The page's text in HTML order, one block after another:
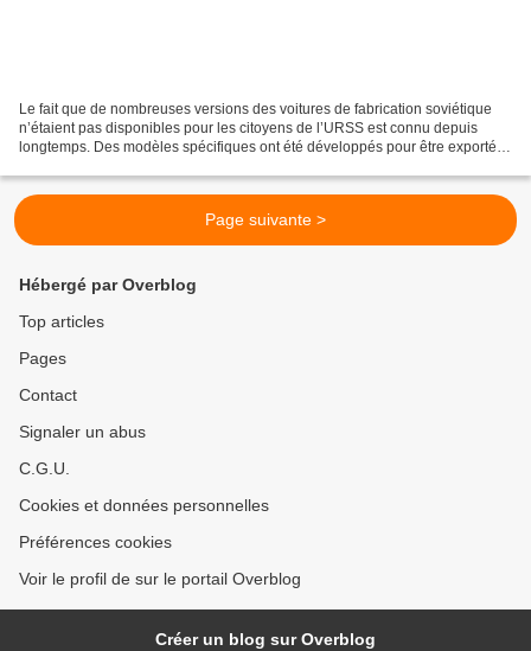
Le fait que de nombreuses versions des voitures de fabrication soviétique
n’étaient pas disponibles pour les citoyens de l’URSS est connu depuis
longtemps. Des modèles spécifiques ont été développés pour être exportés
Page suivante >
Hébergé par Overblog
Top articles
Pages
Contact
Signaler un abus
C.G.U.
Cookies et données personnelles
Préférences cookies
Voir le profil de sur le portail Overblog
Créer un blog sur Overblog